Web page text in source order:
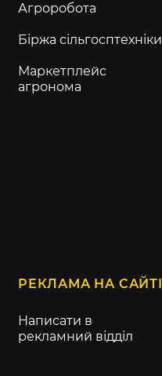
Агроробота
Біржа сільгосптехніки
Маркетплейс
агронома
РЕКЛАМА НА САЙТІ
Написати в
рекламний відділ